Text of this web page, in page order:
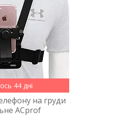
44 дні
на груди
ACprof